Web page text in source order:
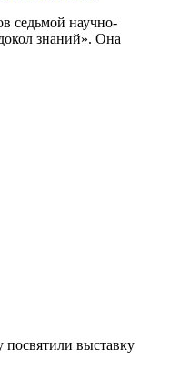
седьмой научно-
знаний». Она
выставку